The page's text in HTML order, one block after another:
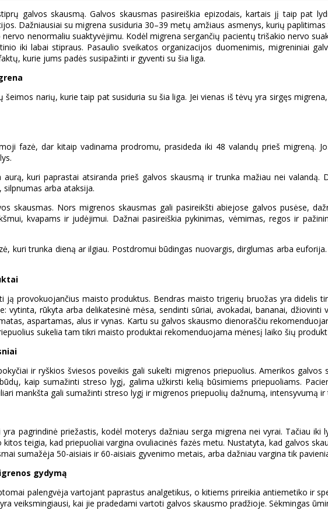
galvos skausmą. Galvos skausmas pasireiškia epizodais, kartais jį taip pat
Dažniausiai su migrena susiduria 30–39 metų amžiaus asmenys, kurių
nenormaliu suaktyvėjimu. Kodėl migrena sergančių pacientų trišakio nervo
iki labai stipraus. Pasaulio sveikatos organizacijos duomenimis, migreniniai
kurie jums padės susipažinti ir gyventi su šia liga.
narių, kurie taip pat susiduria su šia liga. Jei vienas iš tėvų yra sirgęs
fazė, dar kitaip vadinama prodromu, prasideda iki 48 valandų prieš migreną.
kuri paprastai atsiranda prieš galvos skausmą ir trunka mažiau nei
arba ataksija.
skausmas. Nors migrenos skausmas gali pasireikšti abiejose galvos pusėse,
kvapams ir judėjimui. Dažnai pasireiškia pykinimas, vėmimas, regos ir
kuri trunka dieną ar ilgiau. Postdromui būdingas nuovargis, dirglumas arba
ją provokuojančius maisto produktus. Bendras maisto trigerių bruožas yra didelis
vytinta, rūkyta arba delikatesinė mėsa, sendinti sūriai, avokadai, bananai,
aspartamas, alus ir vynas. Kartu su galvos skausmo dienoraščiu
sukelia tam tikri maisto produktai rekomenduojama mėnesį laiko šių
ir ryškios šviesos poveikis gali sukelti migrenos priepuolius. Amerikos
kaip sumažinti streso lygį, galima užkirsti kelią būsimiems priepuoliams.
mankšta gali sumažinti streso lygį ir migrenos priepuolių dažnumą, intensyvumą ir
pagrindinė priežastis, kodėl moterys dažniau serga migrena nei vyrai. Tačiau
teigia, kad priepuoliai vargina ovuliacinės fazės metu. Nustatyta, kad galvos
sumažėja 50-aisiais ir 60-aisiais gyvenimo metais, arba dažniau vargina tik
gydymą
palengvėja vartojant paprastus analgetikus, o kitiems prireikia antiemetiko ir
veiksmingiausi, kai jie pradedami vartoti galvos skausmo pradžioje. Sėkmingas